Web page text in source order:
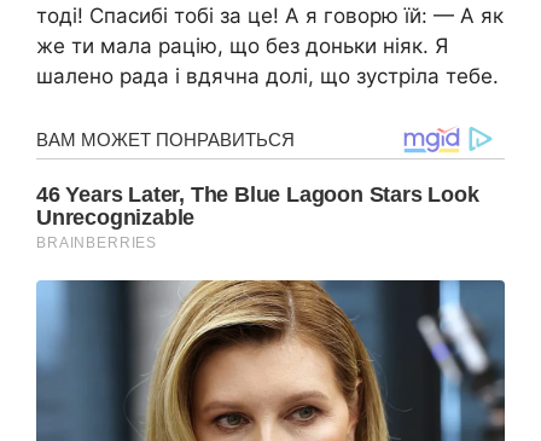
тоді! Спасибі тобі за це! А я говорю їй: — А як
же ти мала рацію, що без доньки ніяк. Я
шалено рада і вдячна долі, що зустріла тебе.